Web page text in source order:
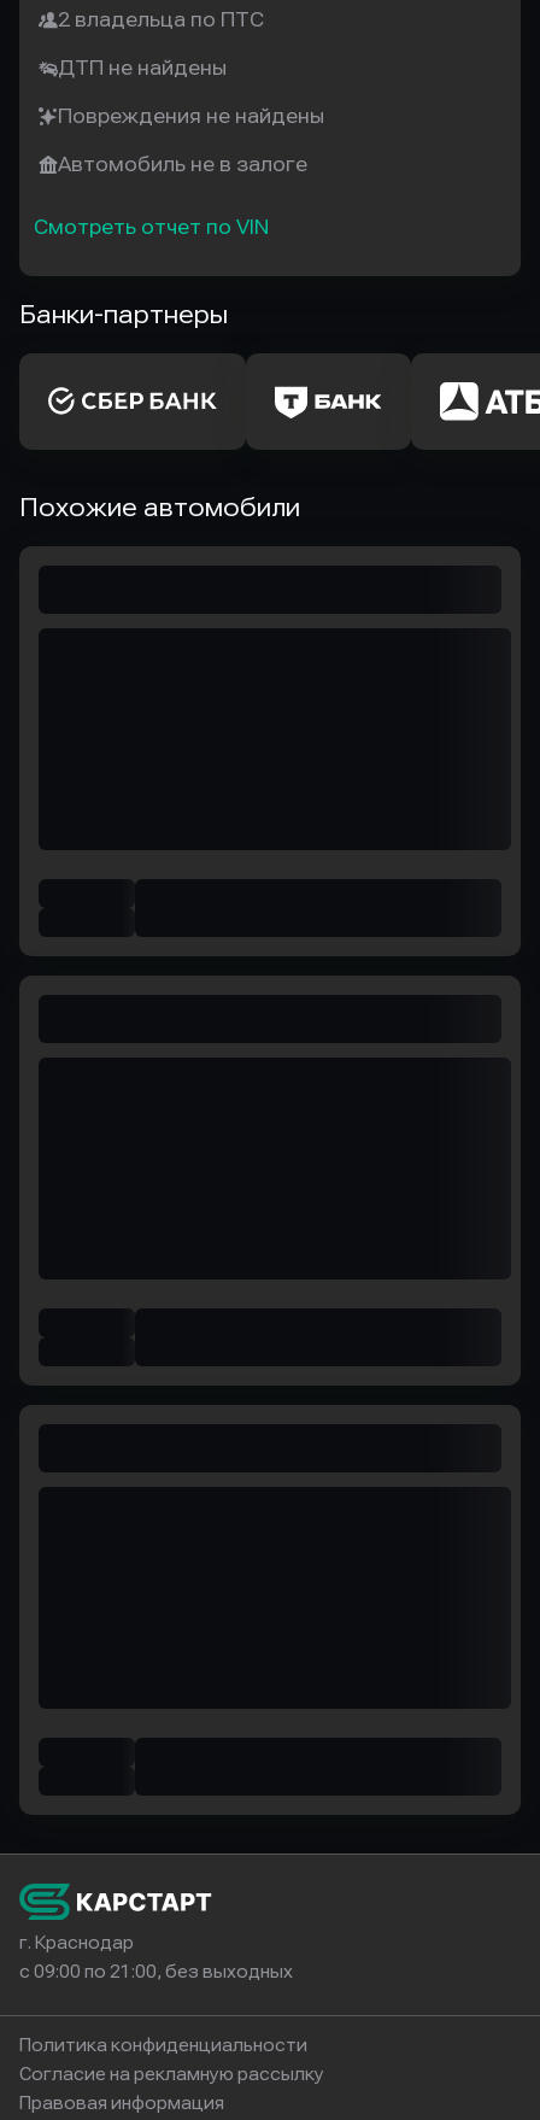
2 владельца по ПТС
ДТП не найдены
Повреждения не найдены
Автомобиль не в залоге
Смотреть отчет по VIN
Банки-партнеры
Похожие автомобили
г. Краснодар
с 09:00 по 21:00, без выходных
Политика конфиденциальности
Согласие на рекламную рассылку
Правовая информация